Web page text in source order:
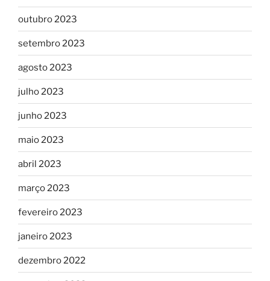
outubro 2023
setembro 2023
agosto 2023
julho 2023
junho 2023
maio 2023
abril 2023
março 2023
fevereiro 2023
janeiro 2023
dezembro 2022